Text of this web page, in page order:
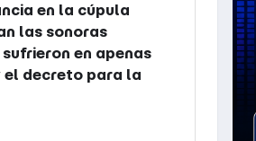
en la cúpula
las sonoras
en apenas
el decreto para la